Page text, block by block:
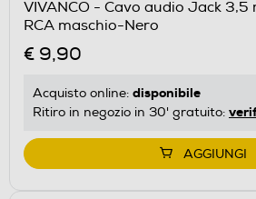
VIVANCO - Cavo audio Jack 3,5
RCA maschio-Nero
€ 9,90
Acquisto online: disponibile
Ritiro in negozio in 30' gratuito:
AGGIUNGI